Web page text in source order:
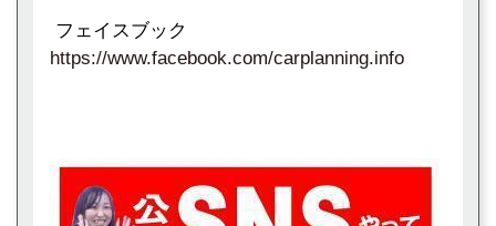
フェイスブック
https://www.facebook.com/carplanning.info